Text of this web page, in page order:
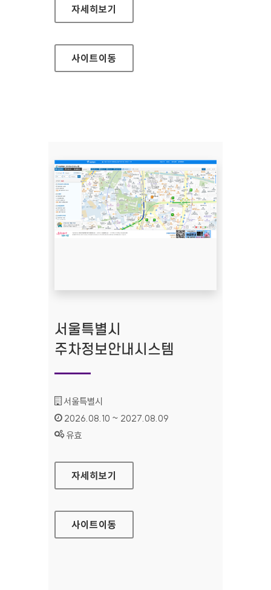
서울특별시 동부병원
자세히보기
사이트이동
서울특별시
주차정보안내시스템
기관명 :
서울특별시
인증기간 :
2026.08.10 ~ 2027.08.09
상태 :
유효
서울특별시 주차정보안내시스템
자세히보기
사이트이동